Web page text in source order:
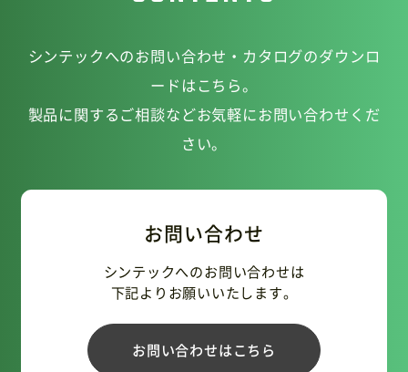
シンテックへのお問い合わせ・カタログのダウンロ
ードはこちら。
製品に関するご相談などお気軽にお問い合わせくだ
さい。
お問い合わせ
シンテックへのお問い合わせは
下記よりお願いいたします。
お問い合わせはこちら